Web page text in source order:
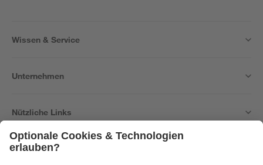
Wissen & Service
Unternehmen
Nützliche Links